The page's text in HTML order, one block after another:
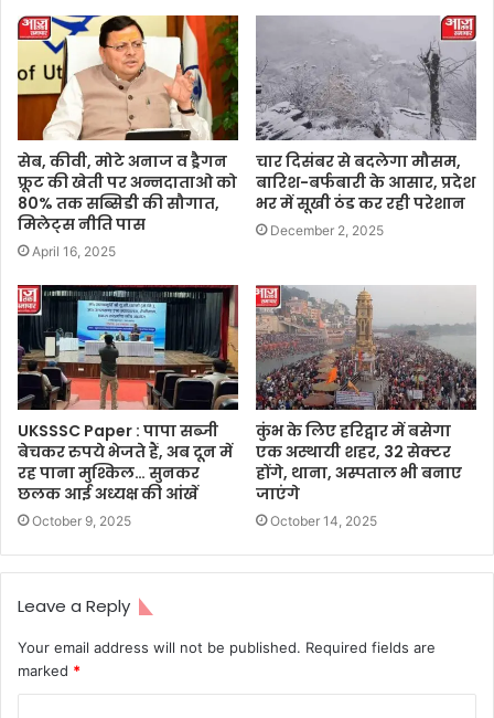
सेब, कीवी, मोटे अनाज व ड्रैगन
फ्रूट की खेती पर अन्नदाताओ को
80% तक सब्सिडी की सौगात,
मिलेट्स नीति पास
April 16, 2025
चार दिसंबर से बदलेगा मौसम,
बारिश-बर्फबारी के आसार, प्रदेश
भर में सूखी ठंड कर रही परेशान
December 2, 2025
UKSSSC Paper : पापा सब्जी
बेचकर रुपये भेजते हैं, अब दून में
रह पाना मुश्किल… सुनकर
छलक आई अध्यक्ष की आंखें
October 9, 2025
कुंभ के लिए हरिद्वार में बसेगा
एक अस्थायी शहर, 32 सेक्टर
होंगे, थाना, अस्पताल भी बनाए
जाएंगे
October 14, 2025
Leave a Reply
Your email address will not be published. Required fields are
marked *